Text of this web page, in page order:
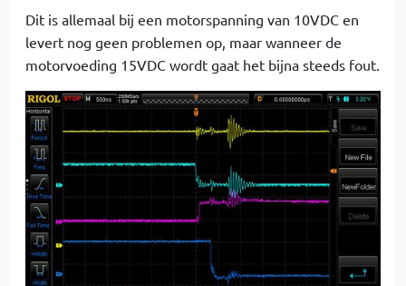
Dit is allemaal bij een motorspanning van 10VDC en
levert nog geen problemen op, maar wanneer de
motorvoeding 15VDC wordt gaat het bijna steeds fout.